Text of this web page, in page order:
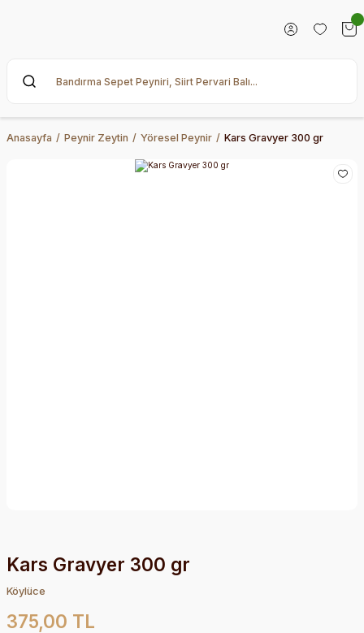
Anasayfa Peynir Zeytin Yöresel Peynir Kars Gravyer 300 gr
Kars Gravyer 300 gr
Köylüce
375,00 TL